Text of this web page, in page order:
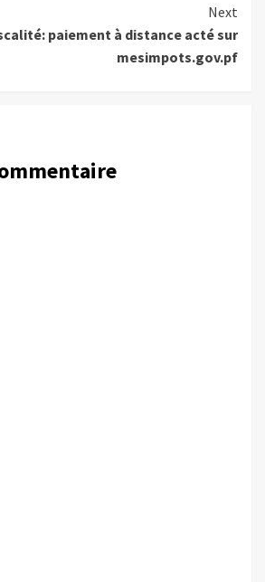
Next
paiement à distance acté sur
mesimpots.gov.pf